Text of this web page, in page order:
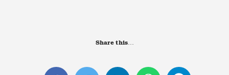
Share this…